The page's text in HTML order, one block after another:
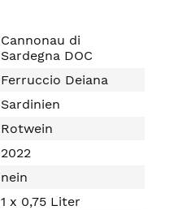
Cannonau di
Sardegna DOC
Ferruccio Deiana
Sardinien
Rotwein
2022
nein
1 x 0,75 Liter